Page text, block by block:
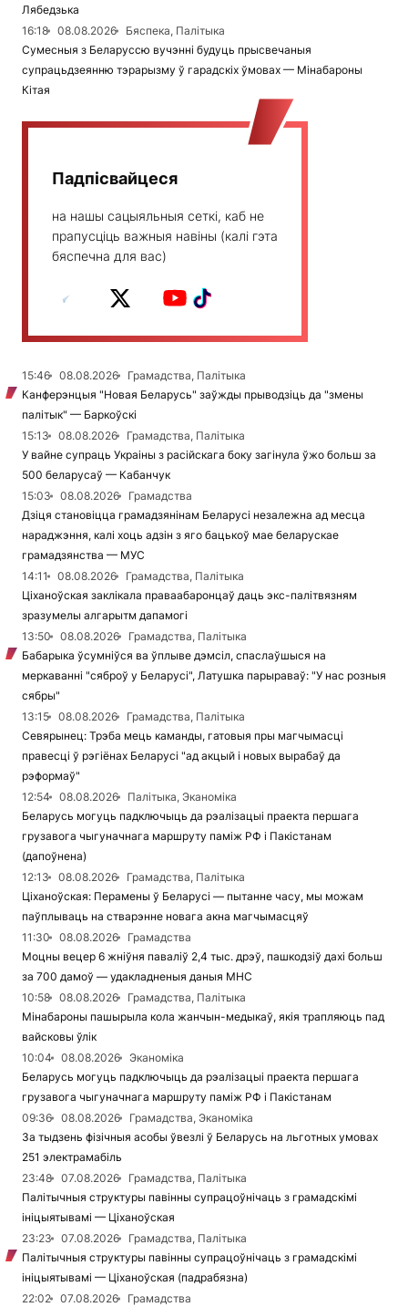
Лябедзька
16:18
08.08.2026
Бяспека, Палітыка
Сумесныя з Беларуссю вучэнні будуць прысвечаныя
супрацьдзеянню тэрарызму ў гарадскіх ўмовах — Мінабароны
Кітая
Падпісвайцеся
на нашы сацыяльныя сеткі, каб не
прапусціць важныя навіны (калі гэта
бяспечна для вас)
15:46 08.08.2026
Грамадства, Палітыка
Канферэнцыя "Новая Беларусь" заўжды прыводзіць да "змены
палітык" — Баркоўскі
15:13
08.08.2026
Грамадства, Палітыка
У вайне супраць Украіны з расійскага боку загінула ўжо больш за
500 беларусаў — Кабанчук
15:03
08.08.2026
Грамадства
Дзіця становіцца грамадзянінам Беларусі незалежна ад месца
нараджэння, калі хоць адзін з яго бацькоў мае беларускае
грамадзянства — МУС
14:11
08.08.2026
Грамадства, Палітыка
Ціханоўская заклікала праваабаронцаў даць экс-палітвязням
зразумелы алгарытм дапамогі
13:50
08.08.2026
Грамадства, Палітыка
Бабарыка ўсумніўся ва ўплыве дэмсіл, спаслаўшыся на
меркаванні "сяброў у Беларусі", Латушка парыраваў: "У нас розныя
сябры"
13:15
08.08.2026
Грамадства, Палітыка
Севярынец: Трэба мець каманды, гатовыя пры магчымасці
правесці ў рэгіёнах Беларусі "ад акцый і новых вырабаў да
рэформаў"
12:54
08.08.2026
Палітыка, Эканоміка
Беларусь могуць падключыць да рэалізацыі праекта першага
грузавога чыгуначнага маршруту паміж РФ і Пакістанам
(дапоўнена)
12:13
08.08.2026
Грамадства, Палітыка
Ціханоўская: Перамены ў Беларусі — пытанне часу, мы можам
паўплываць на стварэнне новага акна магчымасцяў
11:30
08.08.2026
Грамадства
Моцны вецер 6 жніўня паваліў 2,4 тыс. дрэў, пашкодзіў дахі больш
за 700 дамоў — удакладненыя даныя МНС
10:58
08.08.2026
Грамадства, Палітыка
Мінабароны пашырыла кола жанчын-медыкаў, якія трапляюць пад
вайсковы ўлік
10:04
08.08.2026
Эканоміка
Беларусь могуць падключыць да рэалізацыі праекта першага
грузавога чыгуначнага маршруту паміж РФ і Пакістанам
09:36
08.08.2026
Грамадства, Эканоміка
За тыдзень фізічныя асобы ўвезлі ў Беларусь на льготных умовах
251 электрамабіль
23:48
07.08.2026
Грамадства, Палітыка
Палітычныя структуры павінны супрацоўнічаць з грамадскімі
ініцыятывамі — Ціханоўская
23:23
07.08.2026
Грамадства, Палітыка
Палітычныя структуры павінны супрацоўнічаць з грамадскімі
ініцыятывамі — Ціханоўская (падрабязна)
22:02
07.08.2026
Грамадства